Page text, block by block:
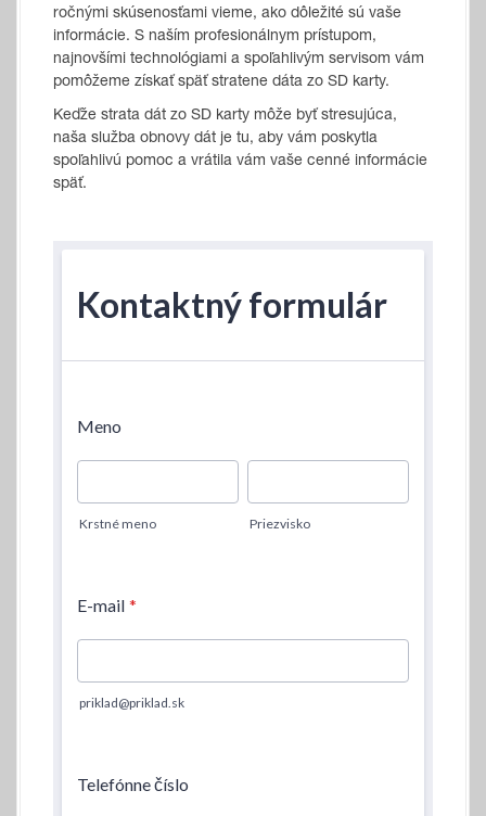
ročnými skúsenosťami vieme, ako dôležité sú vaše
informácie. S naším profesionálnym prístupom,
najnovšími technológiami a spoľahlivým servisom vám
pomôžeme získať späť stratene dáta zo SD karty.
Keďže strata dát zo SD karty môže byť stresujúca,
naša služba obnovy dát je tu, aby vám poskytla
spoľahlivú pomoc a vrátila vám vaše cenné informácie
späť.